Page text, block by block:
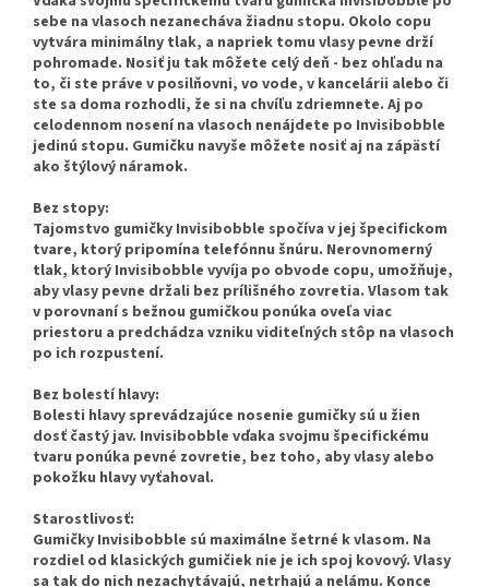
sebe na vlasoch nezanecháva žiadnu stopu. Okolo copu
vytvára minimálny tlak, a napriek tomu vlasy pevne drží
pohromade. Nosiť ju tak môžete celý deň - bez ohľadu na
to, či ste práve v posilňovni, vo vode, v kancelárii alebo či
ste sa doma rozhodli, že si na chvíľu zdriemnete. Aj po
celodennom nosení na vlasoch nenájdete po Invisibobble
jedinú stopu. Gumičku navyše môžete nosiť aj na zápästí
ako štýlový náramok.
Bez stopy:
Tajomstvo gumičky Invisibobble spočíva v jej špecifickom
tvare, ktorý pripomína telefónnu šnúru. Nerovnomerný
tlak, ktorý Invisibobble vyvíja po obvode copu, umožňuje,
aby vlasy pevne držali bez prílišného zovretia. Vlasom tak
v porovnaní s bežnou gumičkou ponúka oveľa viac
priestoru a predchádza vzniku viditeľných stôp na vlasoch
po ich rozpustení.
Bez bolestí hlavy:
Bolesti hlavy sprevádzajúce nosenie gumičky sú u žien
dosť častý jav. Invisibobble vďaka svojmu špecifickému
tvaru ponúka pevné zovretie, bez toho, aby vlasy alebo
pokožku hlavy vyťahoval.
Starostlivosť:
Gumičky Invisibobble sú maximálne šetrné k vlasom. Na
rozdiel od klasických gumičiek nie je ich spoj kovový. Vlasy
sa tak do nich nezachytávajú, netrhajú a nelámu. Konce